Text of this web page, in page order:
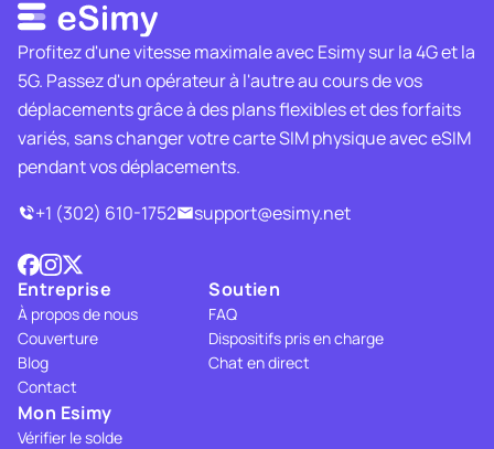
Profitez d'une vitesse maximale avec Esimy sur la 4G et la
5G. Passez d'un opérateur à l'autre au cours de vos
déplacements grâce à des plans flexibles et des forfaits
variés, sans changer votre carte SIM physique avec eSIM
pendant vos déplacements.
+1 (302) 610-1752
support@esimy.net
Entreprise
À propos de nous
Couverture
Blog
Contact
Soutien
FAQ
Dispositifs pris en charge
Chat en direct
Mon Esimy
Vérifier le solde